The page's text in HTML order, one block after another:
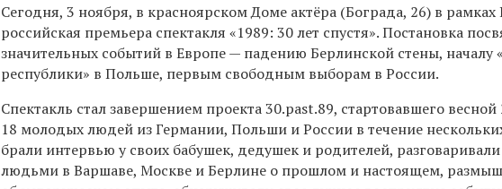
Сегодня, 3 ноября, в красноярском Доме актёра (Бограда, 26) в
российская премьера спектакля «1989: 30 лет спустя». Постановка
значительных событий в Европе — падению Берлинской стены, началу
республики» в Польше, первым свободным выборам в России.
Спектакль стал завершением проекта 30.past.89, стартовавшего весной
18 молодых людей из Германии, Польши и России в течение
брали интервью у своих бабушек, дедушек и родителей,
людьми в Варшаве, Москве и Берлине о прошлом и настоящем,